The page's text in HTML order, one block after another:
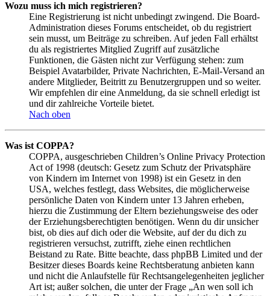
Wozu muss ich mich registrieren?
Eine Registrierung ist nicht unbedingt zwingend. Die Board-
Administration dieses Forums entscheidet, ob du registriert
sein musst, um Beiträge zu schreiben. Auf jeden Fall erhältst
du als registriertes Mitglied Zugriff auf zusätzliche
Funktionen, die Gästen nicht zur Verfügung stehen: zum
Beispiel Avatarbilder, Private Nachrichten, E-Mail-Versand an
andere Mitglieder, Beitritt zu Benutzergruppen und so weiter.
Wir empfehlen dir eine Anmeldung, da sie schnell erledigt ist
und dir zahlreiche Vorteile bietet.
Nach oben
Was ist COPPA?
COPPA, ausgeschrieben Children’s Online Privacy Protection
Act of 1998 (deutsch: Gesetz zum Schutz der Privatsphäre
von Kindern im Internet von 1998) ist ein Gesetz in den
USA, welches festlegt, dass Websites, die möglicherweise
persönliche Daten von Kindern unter 13 Jahren erheben,
hierzu die Zustimmung der Eltern beziehungsweise des oder
der Erziehungsberechtigten benötigen. Wenn du dir unsicher
bist, ob dies auf dich oder die Website, auf der du dich zu
registrieren versuchst, zutrifft, ziehe einen rechtlichen
Beistand zu Rate. Bitte beachte, dass phpBB Limited und der
Besitzer dieses Boards keine Rechtsberatung anbieten kann
und nicht die Anlaufstelle für Rechtsangelegenheiten jeglicher
Art ist; außer solchen, die unter der Frage „An wen soll ich